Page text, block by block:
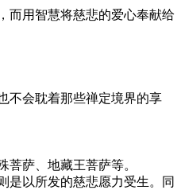
而用智慧将慈悲的爱心奉献给
不会耽着那些禅定境界的享
萨、地藏王菩萨等。
以所发的慈悲愿力受生。同